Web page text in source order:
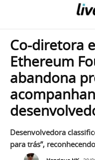
Co-diretora
Ethereum
abandona
Desenvolvedora
para trás”,